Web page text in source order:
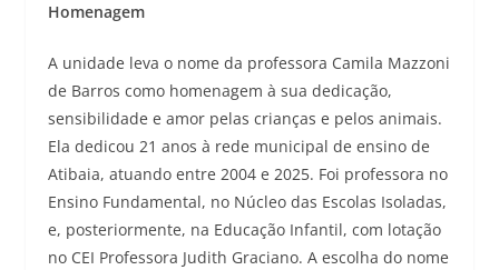
Homenagem
A unidade leva o nome da professora Camila Mazzoni
de Barros como homenagem à sua dedicação,
sensibilidade e amor pelas crianças e pelos animais.
Ela dedicou 21 anos à rede municipal de ensino de
Atibaia, atuando entre 2004 e 2025. Foi professora no
Ensino Fundamental, no Núcleo das Escolas Isoladas,
e, posteriormente, na Educação Infantil, com lotação
no CEI Professora Judith Graciano. A escolha do nome